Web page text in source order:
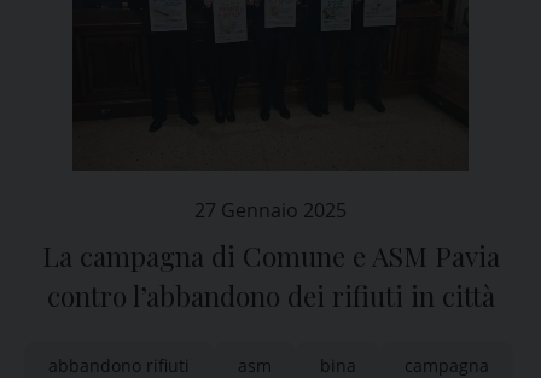
27 Gennaio 2025
La campagna di Comune e ASM Pavia
contro l’abbandono dei rifiuti in città
abbandono rifiuti asm bina campagna